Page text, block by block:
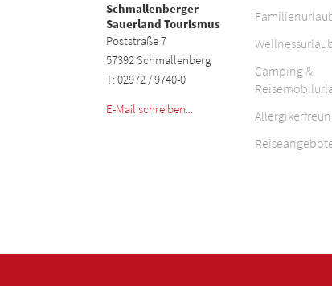
Schmallenberger
Sauerland Tourismus
Poststraße 7
57392 Schmallenberg
T: 02972 / 9740-0
E-Mail schreiben...
Camping &